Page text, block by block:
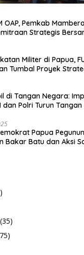
OAP, Pemkab
Strategis
Militer di Papua,
Tumbal Proyek
di Tangan Negara:
dan Polri Turun
Papua
Bakar Batu dan Aksi
(35)